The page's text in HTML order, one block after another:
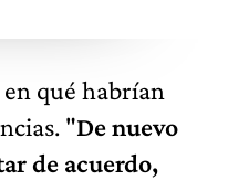
qué habrían
"De nuevo
de acuerdo,